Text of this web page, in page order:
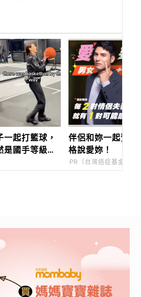
起打籃球，
是國手等級，
伴侶和妳一起預防
格說愛妳！
PR（台灣癌症基金會）